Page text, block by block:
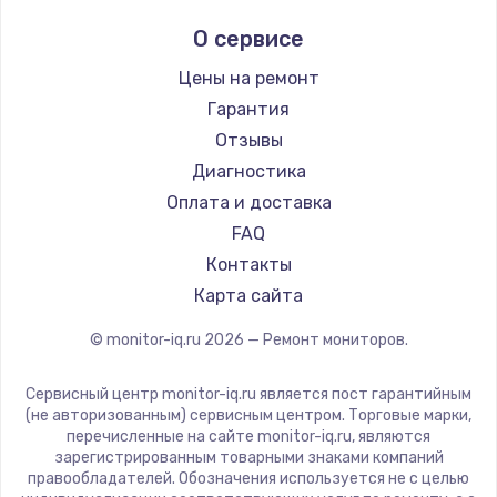
Восстановление после попадания влаги
790 руб.
Заказать
Замена динамика
550 руб.
Заказать
Замена корпуса
890 руб.
Замена аккумулятора
890 руб.
Thunderobot
Hisense
АОС
Ardor
Machenike
iru
Titan Army
iFFALCON
Dahua
О сервисе
Цены на ремонт
Гарантия
Отзывы
Диагностика
Оплата и доставка
FAQ
Контакты
Карта сайта
© monitor-iq.ru 2026 — Ремонт мониторов.
Сервисный центр monitor-iq.ru является пост гарантийным
(не авторизованным) сервисным центром. Торговые марки,
перечисленные на сайте monitor-iq.ru, являются
зарегистрированным товарными знаками компаний
правообладателей. Обозначения используется не с целью